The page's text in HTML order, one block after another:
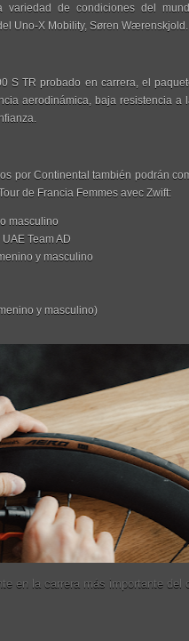
de condiciones del
Uno-X Mobility, Søren Wærenskjold.
S TR probado en carrera, el
aerodinámica, baja resistencia a
por Continental también podrán
de Francia Femmes avec Zwift:
masculino
Team AD
y masculino
y masculino)
en la carrera más importante del